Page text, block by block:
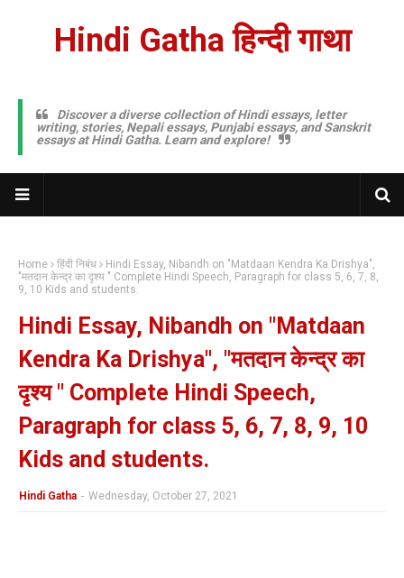
Hindi Gatha हिन्दी गाथा
Discover a diverse collection of Hindi essays, letter
writing, stories, Nepali essays, Punjabi essays, and Sanskrit
essays at Hindi Gatha. Learn and explore!
Home हिंदी निबंध
Hindi Essay, Nibandh on "Matdaan Kendra Ka Drishya",
"मतदान केन्द्र का दृश्य " Complete Hindi Speech, Paragraph for class 5, 6, 7, 8,
9, 10 Kids and students.
Hindi Essay, Nibandh on "Matdaan
Kendra Ka Drishya", "मतदान केन्द्र का
दृश्य " Complete Hindi Speech,
Paragraph for class 5, 6, 7, 8, 9, 10
Kids and students.
Hindi Gatha - Wednesday, October 27, 2021